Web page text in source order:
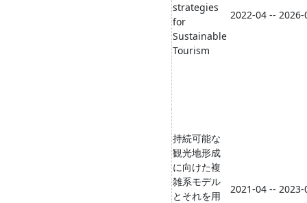
strategies
for
Sustainable
Tourism
2022-04 -- 2026-
持続可能な
観光地形成
に向けた複
雑系モデル
とそれを用
2021-04 -- 2023-